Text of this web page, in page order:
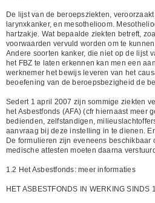
De lijst van de beroepsziekten,
larynxkanker, en mesothelioom.
hartzakje. Wat bepaalde ziekten betreft,
voorwaarden vervuld worden om te
Andere soorten kanker, die niet op de lijst
het FBZ te laten erkennen kan men een
werknemer het bewijs leveren van het
beoefening van de beroepsbezigheid de
Sedert 1 april 2007 zijn sommige ziekten
het Asbestfonds (AFA) (cfr hiernaast meer
bedienden, zelfstandigen,
aanvraag bij deze instelling in te dienen.
De formulieren zijn eveneens beschikbaar
medische attesten moeten daarna
1.2 Het Asbestfonds: meer informaties
HET ASBESTFONDS IN WERKING SINDS